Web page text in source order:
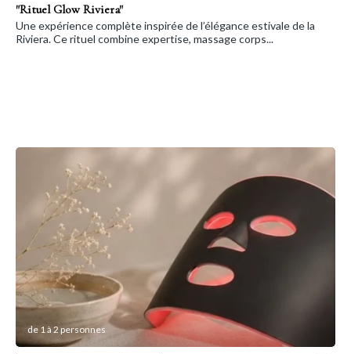
"Rituel Glow Riviera"
Une expérience complète inspirée de l’élégance estivale de la
Riviera. Ce rituel combine expertise, massage corps...
de 1 à 2 personnes